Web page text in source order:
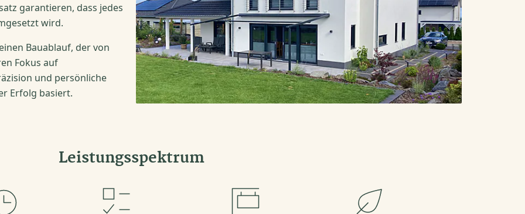
garantieren, dass jedes
wird.
Bauablauf, der von
Fokus auf
und persönliche
Erfolg basiert.
Leistungsspektrum